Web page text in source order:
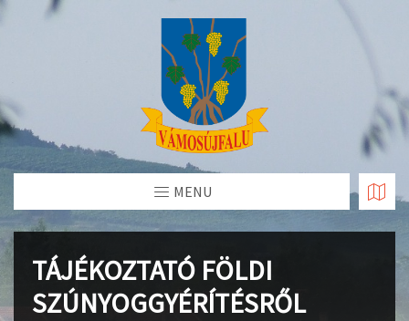
Skip
MENU
TÁJÉKOZTATÓ FÖLDI
SZÚNYOGGYÉRÍTÉSRŐL